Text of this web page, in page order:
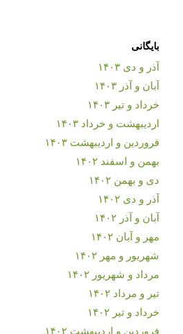
بایگانی
آذر و دی ۱۴۰۳
آبان و آذر ۱۴۰۳
خرداد و تیر ۱۴۰۳
اردیبهشت و خرداد ۱۴۰۳
فروردین و اردیبهشت ۱۴۰۳
بهمن و اسفند ۱۴۰۲
دی و بهمن ۱۴۰۲
آذر و دی ۱۴۰۲
آبان و آذر ۱۴۰۲
مهر و آبان ۱۴۰۲
شهریور و مهر ۱۴۰۲
مرداد و شهریور ۱۴۰۲
تیر و مرداد ۱۴۰۲
خرداد و تیر ۱۴۰۲
فروردین و اردیبهشت ۱۴۰۲